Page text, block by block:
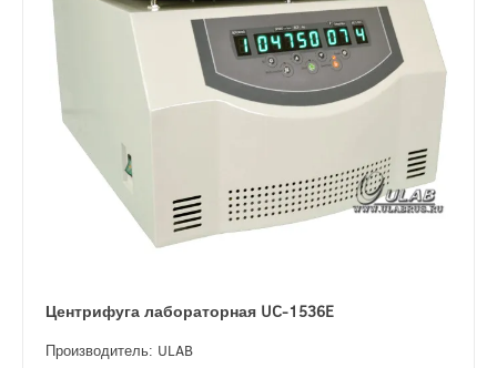
Центрифуга лабораторная UC-1536E
Производитель: ULAB